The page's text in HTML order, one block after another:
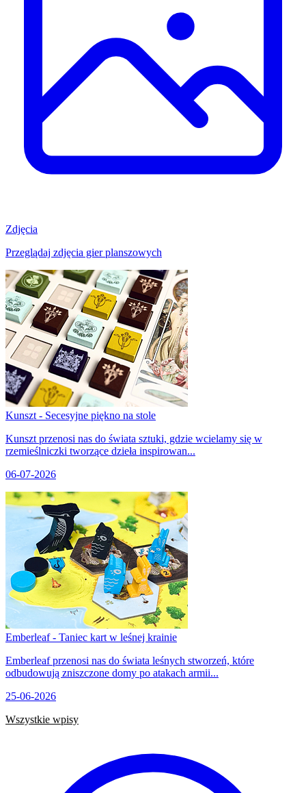
Zdjęcia
Przeglądaj zdjęcia gier planszowych
Kunszt - Secesyjne piękno na stole
Kunszt przenosi nas do świata sztuki, gdzie wcielamy się w
rzemieślniczki tworzące dzieła inspirowan...
06-07-2026
Emberleaf - Taniec kart w leśnej krainie
Emberleaf przenosi nas do świata leśnych stworzeń, które
odbudowują zniszczone domy po atakach armii...
25-06-2026
Wszystkie wpisy